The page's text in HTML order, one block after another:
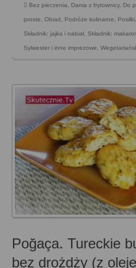
Bez pieczenia Dania z frytownicy, Do
proste Obiad Podróże kulinarne Posiłki
Składnik: jajka i nabiał Składnik:
Sylwester i inne imprezowe
Poğaça. Tureckie
bez drożdży (z